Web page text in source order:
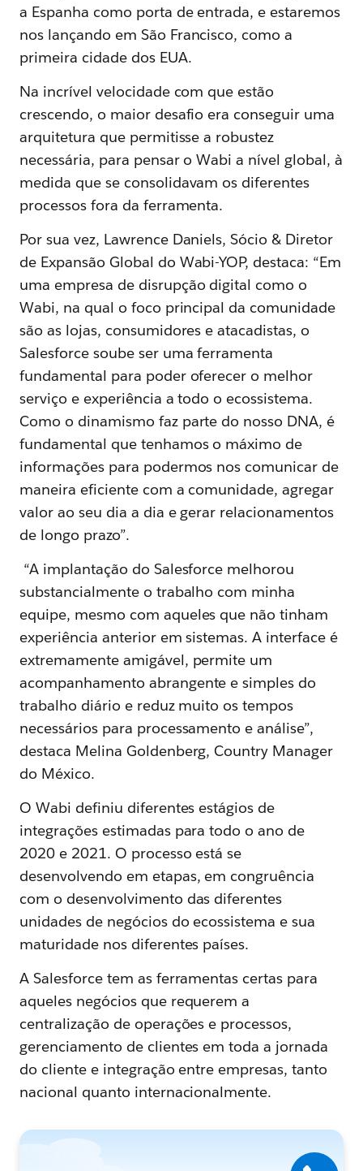
a Espanha como porta de entrada, e estaremos
nos lançando em São Francisco, como a
primeira cidade dos EUA.
Na incrível velocidade com que estão
crescendo, o maior desafio era conseguir uma
arquitetura que permitisse a robustez
necessária, para pensar o Wabi a nível global, à
medida que se consolidavam os diferentes
processos fora da ferramenta.
Por sua vez, Lawrence Daniels, Sócio & Diretor
de Expansão Global do Wabi-YOP, destaca: “Em
uma empresa de disrupção digital como o
Wabi, na qual o foco principal da comunidade
são as lojas, consumidores e atacadistas, o
Salesforce soube ser uma ferramenta
fundamental para poder oferecer o melhor
serviço e experiência a todo o ecossistema.
Como o dinamismo faz parte do nosso DNA, é
fundamental que tenhamos o máximo de
informações para podermos nos comunicar de
maneira eficiente com a comunidade, agregar
valor ao seu dia a dia e gerar relacionamentos
de longo prazo”.
“A implantação do Salesforce melhorou
substancialmente o trabalho com minha
equipe, mesmo com aqueles que não tinham
experiência anterior em sistemas. A interface é
extremamente amigável, permite um
acompanhamento abrangente e simples do
trabalho diário e reduz muito os tempos
necessários para processamento e análise”,
destaca Melina Goldenberg, Country Manager
do México.
O Wabi definiu diferentes estágios de
integrações estimadas para todo o ano de
2020 e 2021. O processo está se
desenvolvendo em etapas, em congruência
com o desenvolvimento das diferentes
unidades de negócios do ecossistema e sua
maturidade nos diferentes países.
A Salesforce tem as ferramentas certas para
aqueles negócios que requerem a
centralização de operações e processos,
gerenciamento de clientes em toda a jornada
do cliente e integração entre empresas, tanto
nacional quanto internacionalmente.